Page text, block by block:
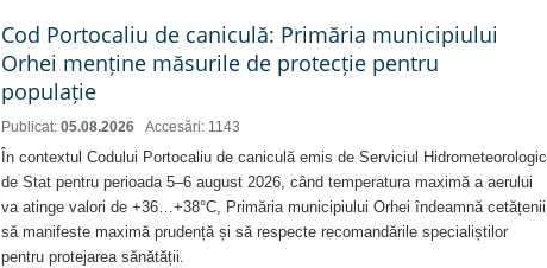
Cod Portocaliu de caniculă: Primăria municipiului
Orhei menține măsurile de protecție pentru
populație
Publicat: 05.08.2026 Accesări: 1143
În contextul Codului Portocaliu de caniculă emis de Serviciul Hidrometeorologic
de Stat pentru perioada 5–6 august 2026, când temperatura maximă a aerului
va atinge valori de +36…+38°C, Primăria municipiului Orhei îndeamnă cetățenii
să manifeste maximă prudență și să respecte recomandările specialiștilor
pentru protejarea sănătății.